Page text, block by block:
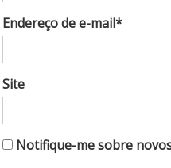
Endereço de e-mail*
Site
Notifique-me sobre